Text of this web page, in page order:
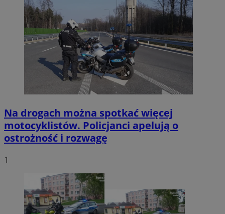
Na drogach można spotkać więcej
motocyklistów. Policjanci apelują o
ostrożność i rozwagę
1